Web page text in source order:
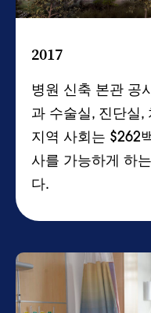
2017
병원 신축 본관 공
과 수술실, 진단실,
지역 사회는 $262
사를 가능하게 하
다.